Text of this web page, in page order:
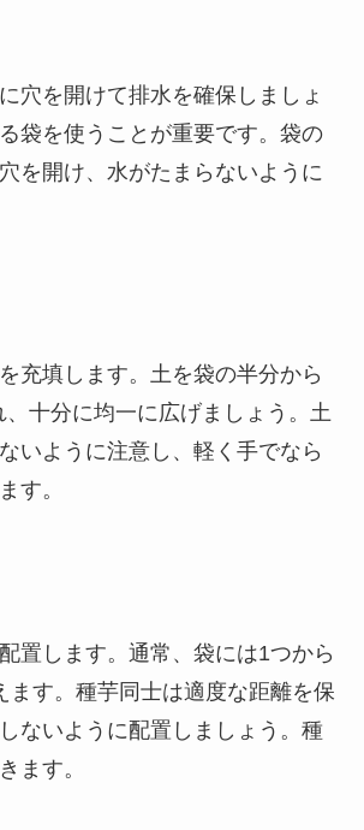
穴を開けて排水を確保しましょ
袋を使うことが重要です。袋の
を開け、水がたまらないように
充填します。土を袋の半分から
、十分に均一に広げましょう。土
いように注意し、軽く手でなら
す。
置します。通常、袋には1つから
ます。種芋同士は適度な距離を保
ないように配置しましょう。種
ます。